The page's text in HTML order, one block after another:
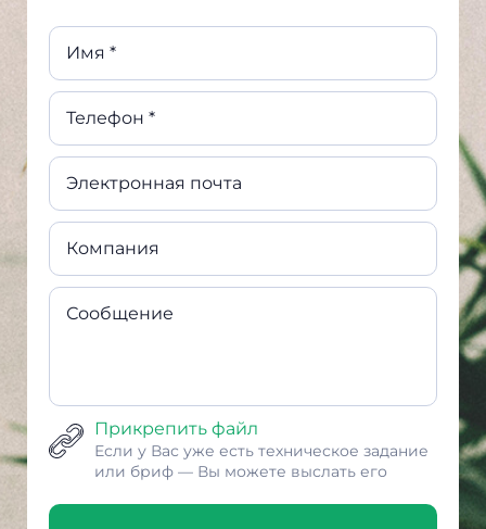
Имя *
Телефон *
Электронная почта
Компания
Сообщение
Прикрепить файл
Если у Вас уже есть техническое задание
или бриф — Вы можете выслать его